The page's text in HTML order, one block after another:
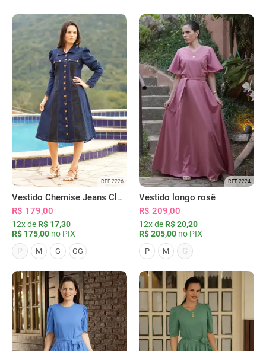
REF 2226
Vestido Chemise Jeans Clássica Serena
R$ 179,00
12x de R$ 17,30
R$ 175,00 no PIX
P
M G GG
REF 2224
Vestido longo rosê
R$ 209,00
12x de R$ 20,20
R$ 205,00 no PIX
P M G